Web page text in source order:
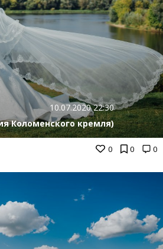
0 0 0
10.07.2020 22:30
Коломенского кремля)